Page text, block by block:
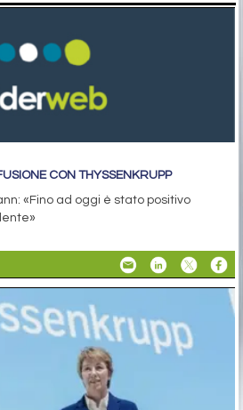
CON THYSSENKRUPP
«Fino ad oggi è stato positivo